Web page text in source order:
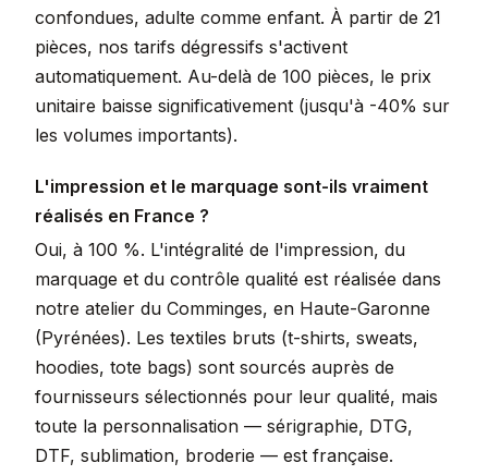
confondues, adulte comme enfant. À partir de 21
pièces, nos tarifs dégressifs s'activent
automatiquement. Au-delà de 100 pièces, le prix
unitaire baisse significativement (jusqu'à -40% sur
les volumes importants).
L'impression et le marquage sont-ils vraiment
réalisés en France ?
Oui, à 100 %. L'intégralité de l'impression, du
marquage et du contrôle qualité est réalisée dans
notre atelier du Comminges, en Haute-Garonne
(Pyrénées). Les textiles bruts (t-shirts, sweats,
hoodies, tote bags) sont sourcés auprès de
fournisseurs sélectionnés pour leur qualité, mais
toute la personnalisation — sérigraphie, DTG,
DTF, sublimation, broderie — est française.